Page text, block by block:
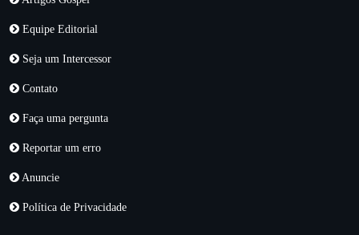
Equipe Editorial
Seja um Intercessor
Contato
Faça uma pergunta
Reportar um erro
Anuncie
Política de Privacidade